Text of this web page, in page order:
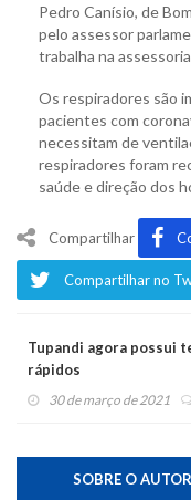
Pedro Canísio, de
pelo assessor
trabalha na
Os respiradores são
pacientes com
necessitam de
respiradores foram
saúde e direção dos
Compartilhar
Compartilhar no
Tupandi agora possui
rápidos
30 de março de 2021
SOBRE O AUTOR